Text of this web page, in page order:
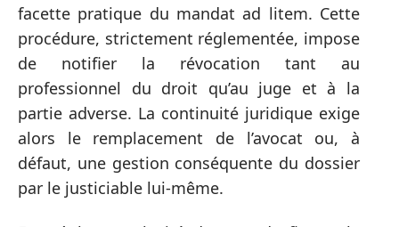
facette pratique du mandat ad litem. Cette
procédure, strictement réglementée, impose
de notifier la révocation tant au
professionnel du droit qu’au juge et à la
partie adverse. La continuité juridique exige
alors le remplacement de l’avocat ou, à
défaut, une gestion conséquente du dossier
par le justiciable lui-même.